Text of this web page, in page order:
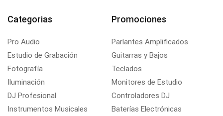
Categorias
Pro Audio
Estudio de Grabación
Fotografía
Iluminación
DJ Profesional
Instrumentos Musicales
Promociones
Parlantes Amplificados
Guitarras y Bajos
Teclados
Monitores de Estudio
Controladores DJ
Baterías Electrónicas